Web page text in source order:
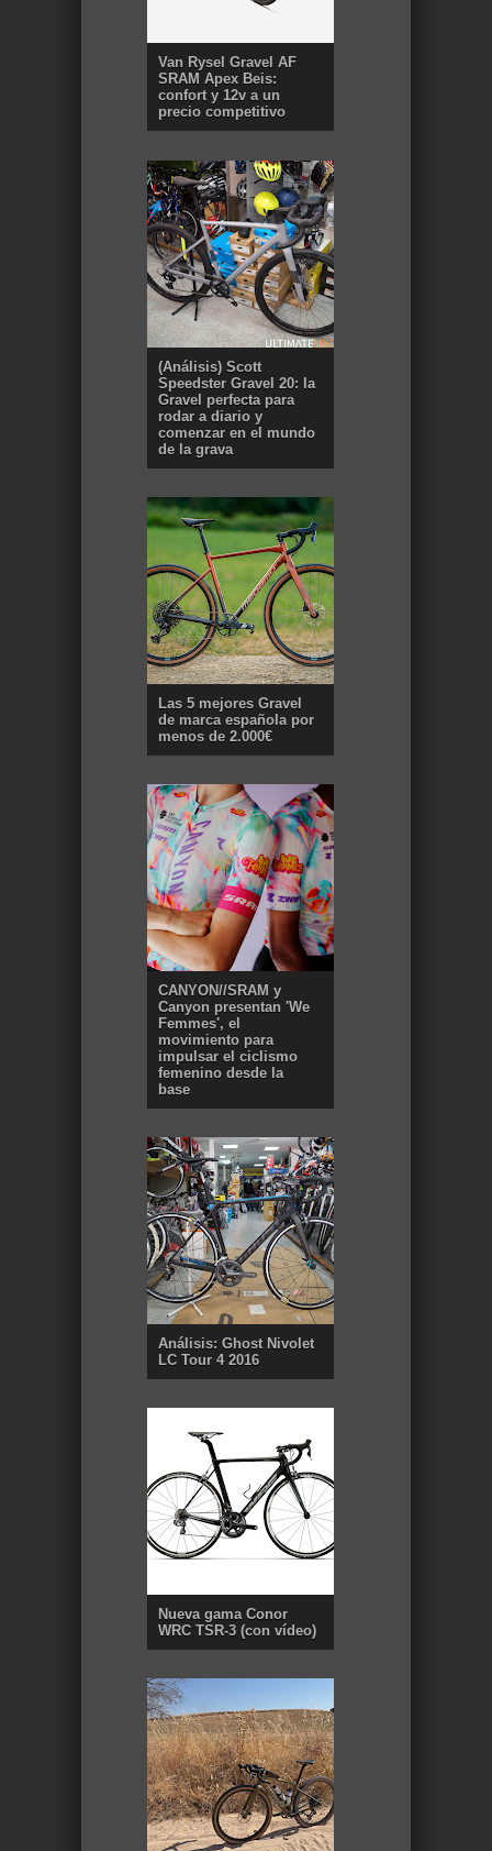
Van Rysel Gravel AF
SRAM Apex Beis:
confort y 12v a un
precio competitivo
(Análisis) Scott
Speedster Gravel 20: la
Gravel perfecta para
rodar a diario y
comenzar en el mundo
de la grava
Las 5 mejores Gravel
de marca española por
menos de 2.000€
CANYON//SRAM y
Canyon presentan 'We
Femmes', el
movimiento para
impulsar el ciclismo
femenino desde la
base
Análisis: Ghost Nivolet
LC Tour 4 2016
Nueva gama Conor
WRC TSR-3 (con vídeo)